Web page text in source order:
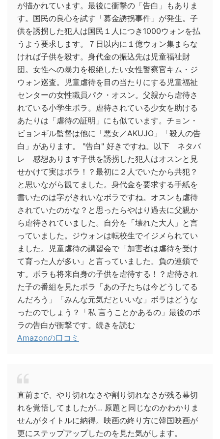
が描かれています。最後に衝撃の「告白」もありま
す。国民の良心を試す「募金誘拐事件」が発生。子
供を誘拐した犯人は国民１人につき1000ウォンを払
うよう要求します。７日以内に１億ウォン集まらな
ければ子供を殺す。身代金の振込先は児童福祉財
団。女性への暴力を根絶したい女性警察官キム・ジ
ウォン巡査。児童虐待を目の当たりにする児童福祉
センターの女性職員パク・オスン。父親から虐待さ
れている小学生ボラ。虐待されている少女を助ける
あたりは「虐待の証明」にも似ています。チョン・
ビョンギル監督は他に「悪女／AKUJO」「殺人の告
白」があります。 "告白" 好きですね。以下 ネタバ
レ 感想あります子供を誘拐した犯人はオスンと見
せかけて実はボラ！？最初に２人でいたから共犯？
と思いながら観てました。身代金を要求する手紙を
書いたのは字がきれいなボラですね。オスンも虐待
されていたのかな？と思ったらやはり過去に父親か
ら虐待されていました。自分を「壊れた大人」と言
っていました。ジウォンは転校生でイジメられてい
ました。児童虐待の講習会で「加害者は虐待を受け
て育った人が多い」と言っていました。負の連鎖で
す。ボラも将来自身の子供を虐待する！？虐待され
た子の番組を見たボラ「あの子たちは今どうしてる
んだろう」「みんな元気だといいな」ボラはどうな
ったのでしょう？「私 言うことかあるの」最後のボ
ラの告白が衝撃です。続きを読む
Amazonの口コミ
直前まで、やり切れなさや割り切れなさが残る幕切
れを覚悟してましたが… 原題と同じなのかわかりま
せんがタイトルに納得。映画の終り方に韓国映画が
更にステップアップしたのを見た気がします。